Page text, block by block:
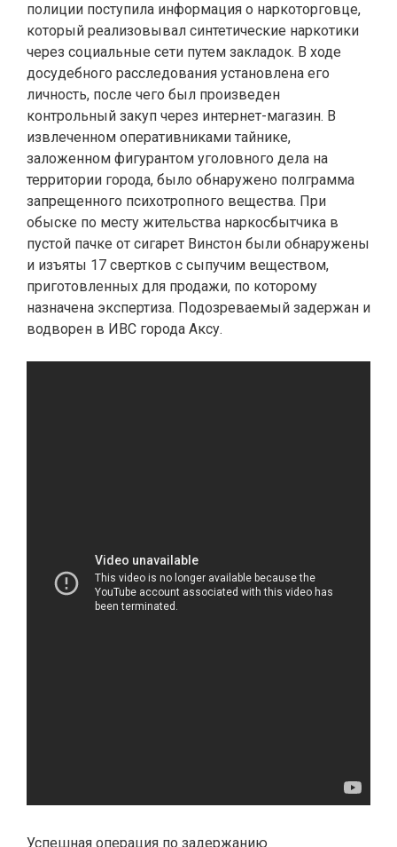
полиции поступила информация о наркоторговце,
который реализовывал синтетические наркотики
через социальные сети путем закладок. В ходе
досудебного расследования установлена его
личность, после чего был произведен
контрольный закуп через интернет-магазин. В
извлеченном оперативниками тайнике,
заложенном фигурантом уголовного дела на
территории города, было обнаружено полграмма
запрещенного психотропного вещества. При
обыске по месту жительства наркосбытчика в
пустой пачке от сигарет Винстон были обнаружены
и изъяты 17 свертков с сыпучим веществом,
приготовленных для продажи, по которому
назначена экспертиза. Подозреваемый задержан и
водворен в ИВС города Аксу.
Успешная операция по задержанию